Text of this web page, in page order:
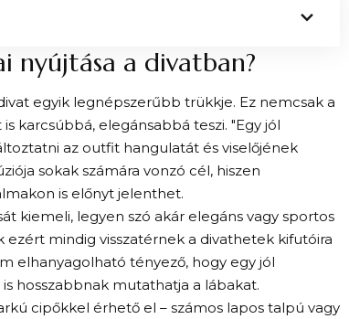
a divatban?
egyik legnépszerűbb trükkje. Ez nemcsak a
karcsúbbá, elegánsabbá teszi. "Egy jól
az outfit hangulatát és viselőjének
sokak számára vonzó cél, hiszen
is előnyt jelenthet.
kiemeli, legyen szó akár elegáns vagy sportos
mindig visszatérnek a divathetek kifutóira
elhanyagolható tényező, hogy egy jól
hosszabbnak mutathatja a lábakat.
cipőkkel érhető el – számos lapos talpú vagy